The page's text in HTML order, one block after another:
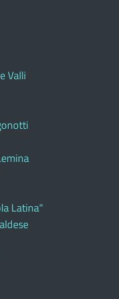
Valli
Latina"